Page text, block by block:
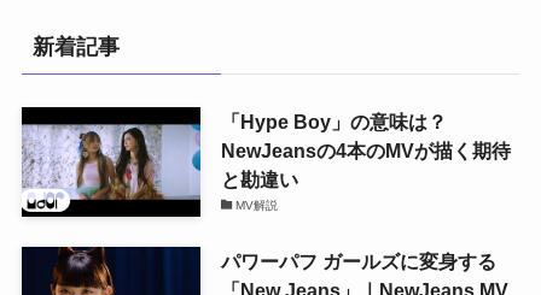
新着記事
「Hype Boy」の意味は？
NewJeansの4本のMVが描く期待
と勘違い
MV解説
パワーパフ ガールズに変身する
「New Jeans」｜NewJeans MV